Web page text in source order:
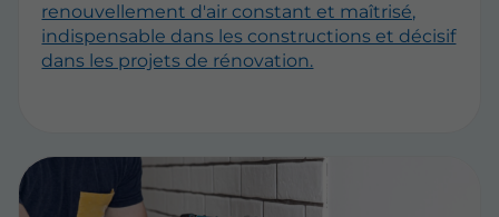
renouvellement d'air constant et maîtrisé,
indispensable dans les constructions et décisif
dans les projets de rénovation.